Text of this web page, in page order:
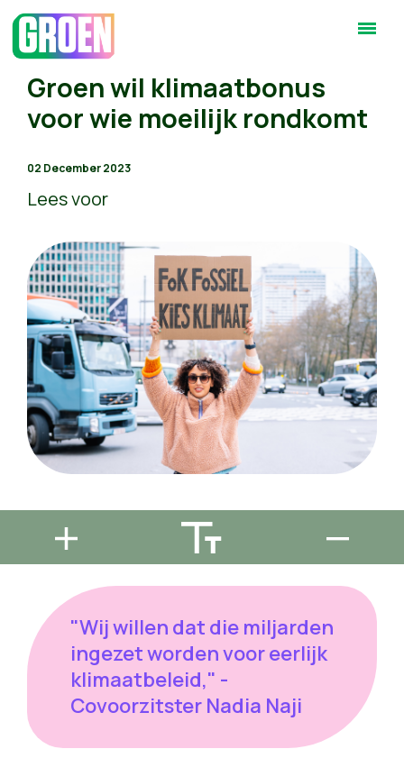
Groen wil klimaatbonus
voor wie moeilijk rondkomt
02 December 2023
Lees voor
"Wij willen dat die miljarden
ingezet worden voor eerlijk
klimaatbeleid," -
Covoorzitster Nadia Naji